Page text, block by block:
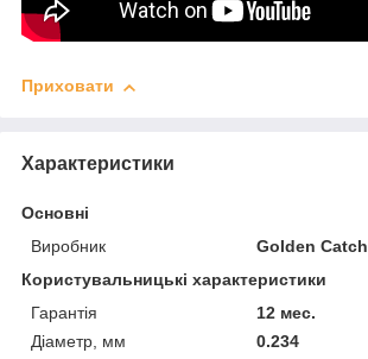
Приховати
Характеристики
Основні
Виробник
Golden Catch
Користувальницькі характеристики
Гарантія
12 мес.
Діаметр, мм
0.234